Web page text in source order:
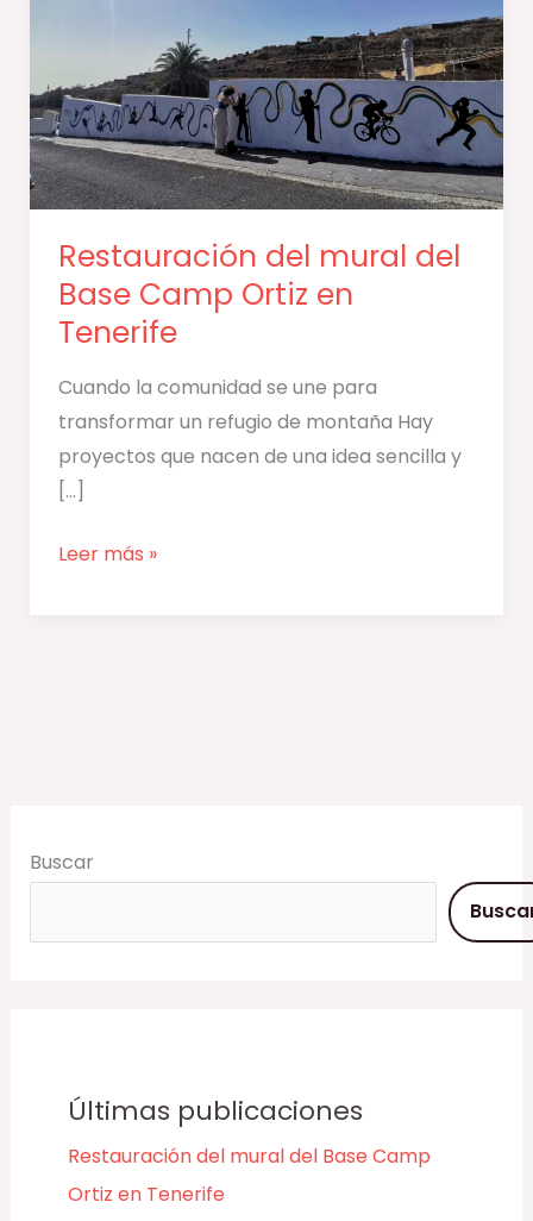
Restauración del mural del
Base Camp Ortiz en
Tenerife
Cuando la comunidad se une para
transformar un refugio de montaña Hay
proyectos que nacen de una idea sencilla y
[…]
Ortiz
en
Tenerife
Leer más »
Buscar
Últimas publicaciones
Restauración del mural del Base Camp
Ortiz en Tenerife